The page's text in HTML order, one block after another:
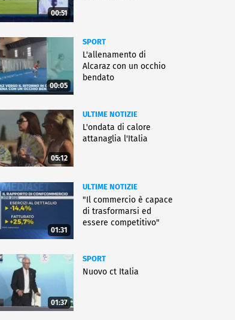
00:51
00:05
SPORT
L'allenamento di
Alcaraz con un occhio
bendato
05:12
ULTIME NOTIZIE
L'ondata di calore
attanaglia l'Italia
01:31
ULTIME NOTIZIE
"Il commercio è capace
di trasformarsi ed
essere competitivo"
01:37
SPORT
Nuovo ct Italia